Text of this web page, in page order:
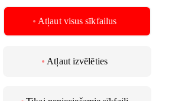
Atļaut visus sīkfailus
Atļaut izvēlēties